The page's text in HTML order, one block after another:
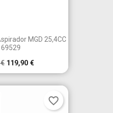
rápidaMGD 25,4CC
69529
119,90 €
favorite_border